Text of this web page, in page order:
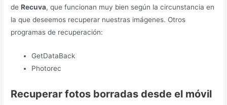
deRecuva, que funcionan muy bien según la circunstancia en
la que deseemos recuperar nuestras imágenes. Otros
programas de recuperación:
GetDataBack
Photorec
Recuperar fotos borradas desde el móvil